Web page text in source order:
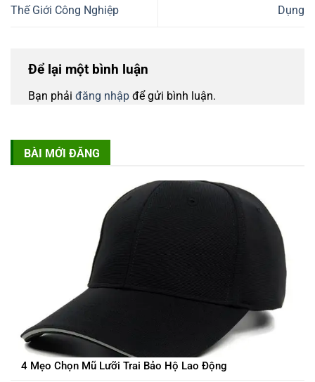
Thế Giới Công Nghiệp
Dụng
Để lại một bình luận
Bạn phải đăng nhập để gửi bình luận.
BÀI MỚI ĐĂNG
4 Mẹo Chọn Mũ Lưỡi Trai Bảo Hộ Lao Động